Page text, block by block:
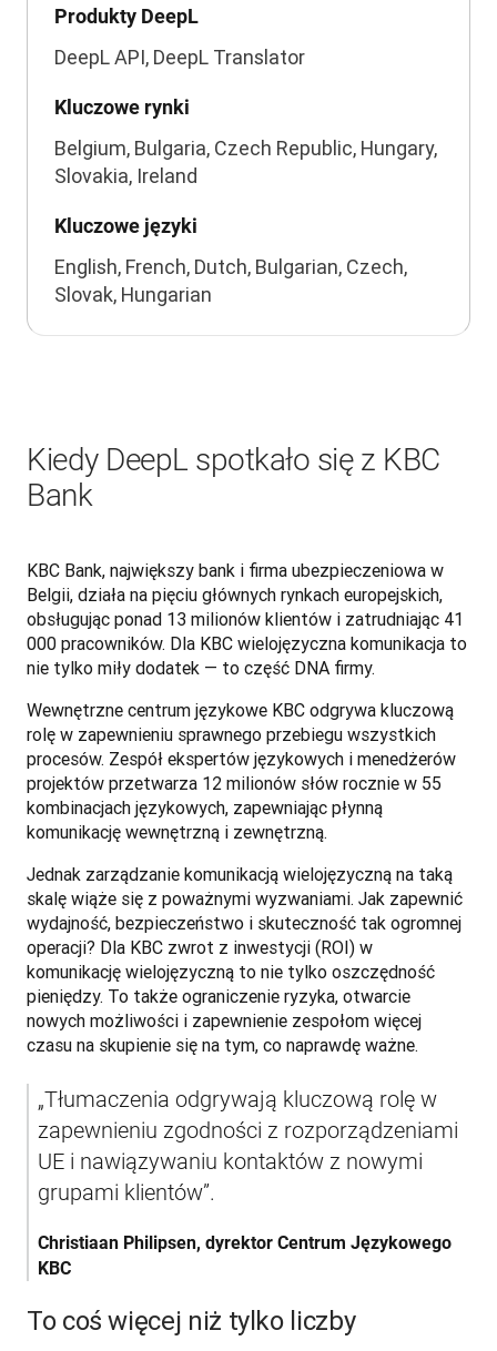
Produkty DeepL
DeepL API, DeepL Translator
Kluczowe rynki
Belgium, Bulgaria, Czech Republic, Hungary,
Slovakia, Ireland
Kluczowe języki
English, French, Dutch, Bulgarian, Czech,
Slovak, Hungarian
Kiedy DeepL spotkało się z KBC
Bank
KBC Bank, największy bank i firma ubezpieczeniowa w
Belgii, działa na pięciu głównych rynkach europejskich,
obsługując ponad 13 milionów klientów i zatrudniając 41
000 pracowników. Dla KBC wielojęzyczna komunikacja to
nie tylko miły dodatek — to część DNA firmy.
Wewnętrzne centrum językowe KBC odgrywa kluczową
rolę w zapewnieniu sprawnego przebiegu wszystkich
procesów. Zespół ekspertów językowych i menedżerów
projektów przetwarza 12 milionów słów rocznie w 55
kombinacjach językowych, zapewniając płynną
komunikację wewnętrzną i zewnętrzną.
Jednak zarządzanie komunikacją wielojęzyczną na taką
skalę wiąże się z poważnymi wyzwaniami. Jak zapewnić
wydajność, bezpieczeństwo i skuteczność tak ogromnej
operacji? Dla KBC zwrot z inwestycji (ROI) w
komunikację wielojęzyczną to nie tylko oszczędność
pieniędzy. To także ograniczenie ryzyka, otwarcie
nowych możliwości i zapewnienie zespołom więcej
czasu na skupienie się na tym, co naprawdę ważne.
„Tłumaczenia odgrywają kluczową rolę w
zapewnieniu zgodności z rozporządzeniami
UE i nawiązywaniu kontaktów z nowymi
Christiaan Philipsen, dyrektor Centrum Językowego
KBC
To coś więcej niż tylko liczby